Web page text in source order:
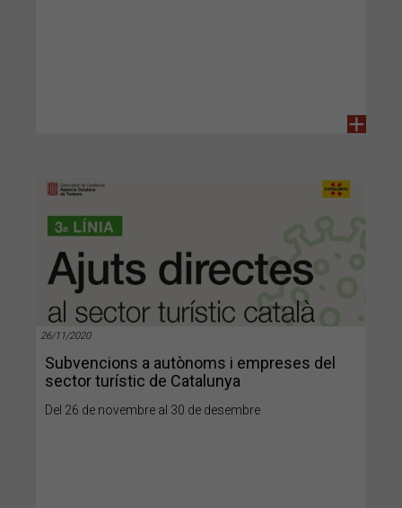
+
26/11/2020
Subvencions a autònoms i empreses del
sector turístic de Catalunya
Del 26 de novembre al 30 de desembre